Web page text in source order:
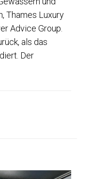
Thames Luxury
Advice Group.
als das
Der